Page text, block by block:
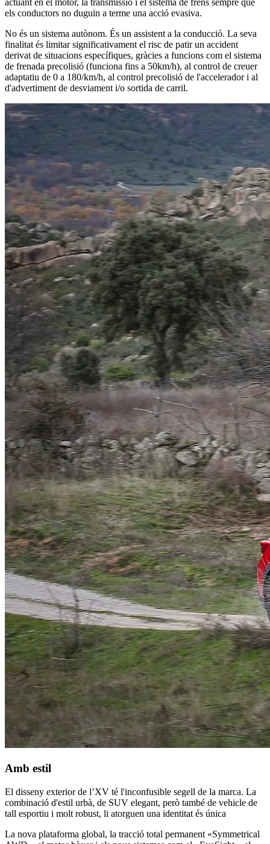
actuant en el motor, la transmissió i el sistema de frens sempre que
els conductors no duguin a terme una acció evasiva.
No és un sistema autònom. És un assistent a la conducció. La seva
finalitat és limitar significativament el risc de patir un accident
derivat de situacions específiques, gràcies a funcions com el sistema
de frenada precolisió (funciona fins a 50km/h), al control de creuer
adaptatiu de 0 a 180/km/h, al control precolisió de l'accelerador i al
d'advertiment de desviament i/o sortida de carril.
Amb estil
El disseny exterior de l’XV té l'inconfusible segell de la marca. La
combinació d'estil urbà, de SUV elegant, però també de vehicle de
tall esportiu i molt robust, li atorguen una identitat és única
La nova plataforma global, la tracció total permanent «Symmetrical